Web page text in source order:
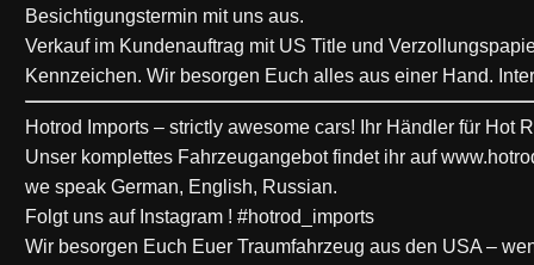
Besichtigungstermin mit uns aus.
Verkauf im Kundenauftrag mit US Title und
Kennzeichen. Wir besorgen Euch alles aus einer Hand.
Hotrod Imports – strictly awesome cars! Ihr Händler für Hot
Unser komplettes Fahrzeugangebot findet ihr auf
we speak German, English, Russian.
Folgt uns auf Instagram ! #hotrod_imports
Wir besorgen Euch Euer Traumfahrzeug aus den USA –